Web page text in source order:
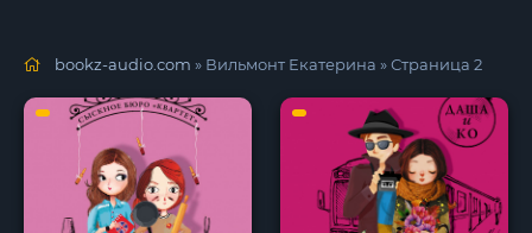
bookz-audio.com » Вильмонт Екатерина » Страница 2